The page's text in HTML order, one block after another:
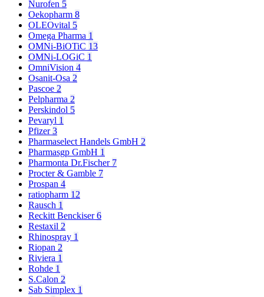
Nurofen 5
Oekopharm 8
OLEOvital 5
Omega Pharma 1
OMNi-BiOTiC 13
OMNi-LOGiC 1
OmniVision 4
Osanit-Osa 2
Pascoe 2
Pelpharma 2
Perskindol 5
Pevaryl 1
Pfizer3
Pharmaselect Handels GmbH 2
Pharmasgp GmbH 1
Pharmonta Dr.Fischer 7
Procter & Gamble 7
Prospan 4
ratiopharm 12
Rausch 1
Reckitt Benckiser6
Restaxil 2
Rhinospray 1
Riopan 2
Riviera 1
Rohde 1
S.Calon 2
Sab Simplex 1